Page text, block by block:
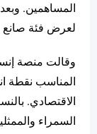
المساهمين.
لعرض فئة صانع
وقالت منصة
المناسب نقطة
الاقتصادي.
السمراء